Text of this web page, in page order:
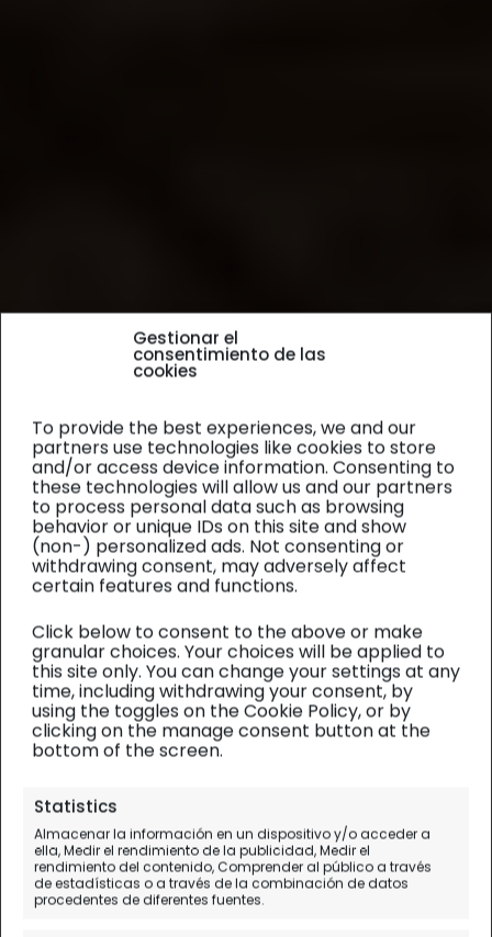
Gestionar el
consentimiento de las
cookies
To provide the best experiences, we and our
partners use technologies like cookies to store
and/or access device information. Consenting to
these technologies will allow us and our partners
to process personal data such as browsing
behavior or unique IDs on this site and show
(non-) personalized ads. Not consenting or
withdrawing consent, may adversely affect
certain features and functions.
Click below to consent to the above or make
granular choices. Your choices will be applied to
this site only. You can change your settings at any
time, including withdrawing your consent, by
using the toggles on the Cookie Policy, or by
clicking on the manage consent button at the
bottom of the screen.
Statistics
Almacenar la información en un dispositivo y/o acceder a
ella, Medir el rendimiento de la publicidad, Medir el
rendimiento del contenido, Comprender al público a través
de estadísticas o a través de la combinación de datos
procedentes de diferentes fuentes.
Navidad en Vigo (GUÍA):
Luces, qué hacer y
OPINIÓN【2025】